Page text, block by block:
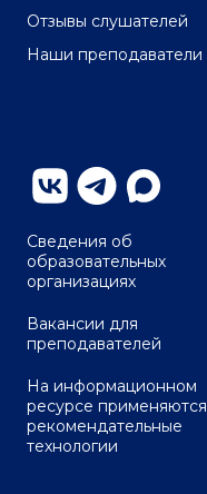
Отзывы слушателей
Наши преподаватели
Сведения об
образовательных
организациях
Вакансии для
преподавателей
На информационном
ресурсе применяются
рекомендательные
технологии